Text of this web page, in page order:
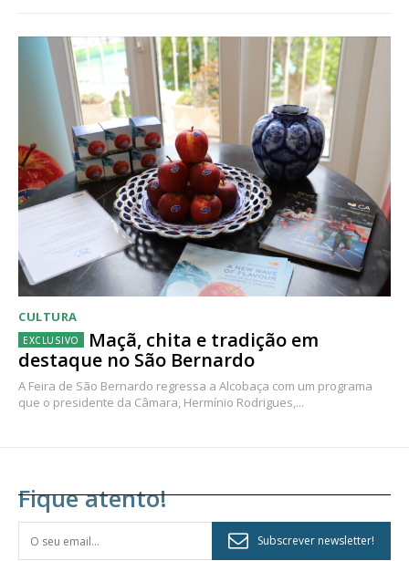
CULTURA
Maçã, chita e tradição em
destaque no São Bernardo
A Feira de São Bernardo regressa a Alcobaça com um programa
que o presidente da Câmara, Hermínio Rodrigues,...
Fique atento!
Subscrever newsletter!